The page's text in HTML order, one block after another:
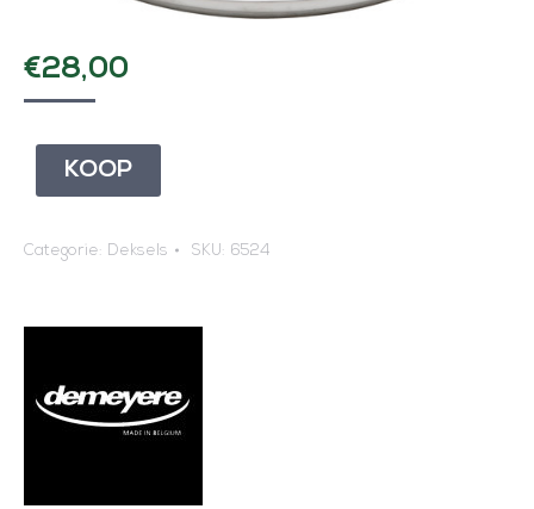
€28,00
KOOP
Categorie: Deksels SKU: 6524